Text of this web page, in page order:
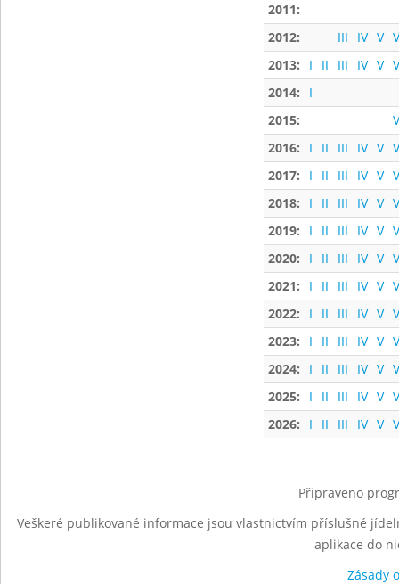
2011:
2012:
III IV V
2013:
I II III IV V
2014:
I
2015:
2016:
I II III IV V
2017:
I II III IV V
2018:
I II III IV V
2019:
I II III IV V
2020:
I II III IV V
2021:
I II III IV V
2022:
I II III IV V
2023:
I II III IV V
2024:
I II III IV V
2025:
I II III IV V
2026:
I II III IV V
Připraveno
Veškeré publikované informace jsou vlastnictvím příslušné
aplikace do
Zásady